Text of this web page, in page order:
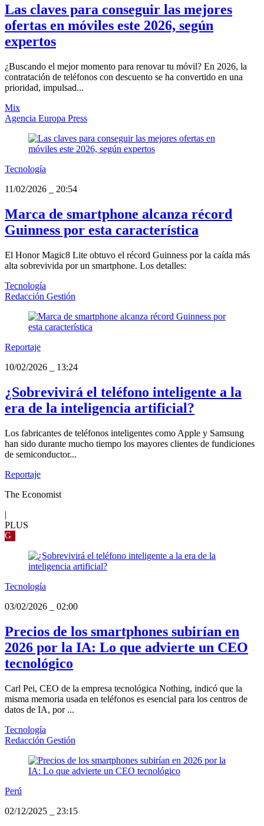
Las claves para conseguir las mejores
ofertas en móviles este 2026, según
expertos
¿Buscando el mejor momento para renovar tu móvil? En 2026, la
contratación de teléfonos con descuento se ha convertido en una
prioridad, impulsad...
Mix
Agencia Europa Press
Tecnología
11/02/2026
20:54
Marca de smartphone alcanza récord
Guinness por esta característica
El Honor Magic8 Lite obtuvo el récord Guinness por la caída más
alta sobrevivida por un smartphone. Los detalles:
Tecnología
Redacción Gestión
Reportaje
10/02/2026
13:24
¿Sobrevivirá el teléfono inteligente a la
era de la inteligencia artificial?
Los fabricantes de teléfonos inteligentes como Apple y Samsung
han sido durante mucho tiempo los mayores clientes de fundiciones
de semiconductor...
Reportaje
The Economist
|
PLUS
G
Tecnología
03/02/2026
02:00
Precios de los smartphones subirían en
2026 por la IA: Lo que advierte un CEO
tecnológico
Carl Pei, CEO de la empresa tecnológica Nothing, indicó que la
misma memoria usada en teléfonos es esencial para los centros de
datos de IA, por ...
Tecnología
Redacción Gestión
Perú
02/12/2025
23:15